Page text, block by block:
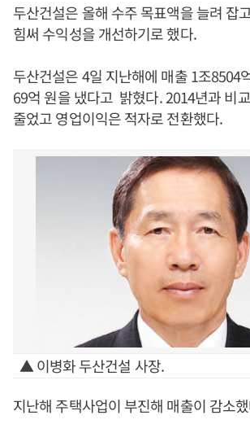
두산건설은 올해 수주 목표액을 늘려 잡
힘써 수익성을 개선하기로 했다.
두산건설은 4일 지난해에 매출 1조8504
69억 원을 냈다고 밝혔다. 2014년과 비
줄었고 영업이익은 적자로 전환했다.
▲ 이병화 두산건설 사장.
지난해 주택사업이 부진해 매출이 감소